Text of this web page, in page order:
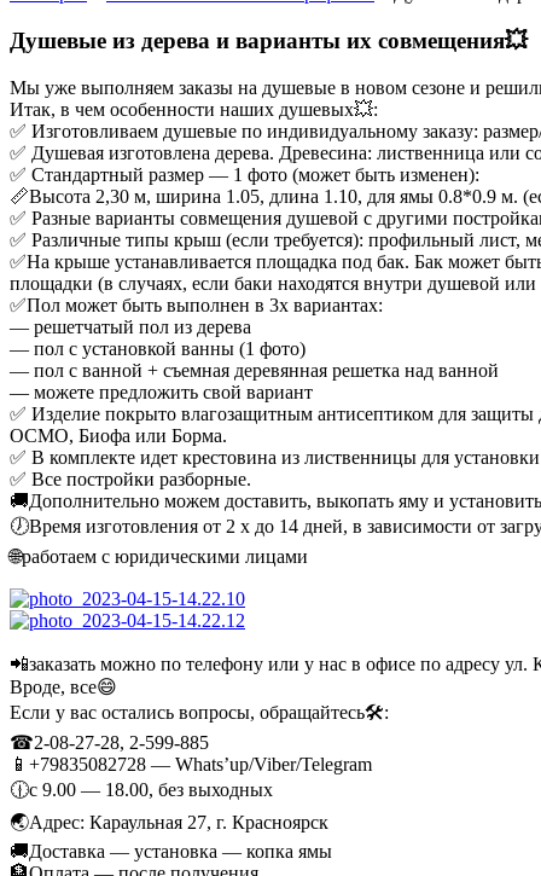
Душевые из дерева и варианты их совмещения💥
Мы уже выполняем заказы на душевые в новом сезоне и
Итак, в чем особенности наших душевых💥:
✅ Изготовливаем душевые по индивидуальному заказу:
✅ Душевая изготовлена дерева. Древесина: лиственница или
✅ Стандартный размер — 1 фото (может быть изменен):
📏Высота 2,30 м, ширина 1.05, длина 1.10, для ямы 0.8*0.9 м.
✅ Разные варианты совмещения душевой с другими
✅ Различные типы крыш (если требуется): профильный лист,
✅На крыше устанавливается площадка под бак. Бак может
площадки (в случаях, если баки находятся внутри душевой
✅Пол может быть выполнен в 3х вариантах:
— решетчатый пол из дерева
— пол с установкой ванны (1 фото)
— пол с ванной + съемная деревянная решетка над ванной
— можете предложить свой вариант
✅ Изделие покрыто влагозащитным антисептиком для
ОСМО, Биофа или Борма.
✅ В комплекте идет крестовина из лиственницы для
✅ Все постройки разборные.
🚚Дополнительно можем доставить, выкопать яму и
🕖Время изготовления от 2 х до 14 дней, в зависимости от
🌐работаем с юридическими лицами
📲заказать можно по телефону или у нас в офисе по адресу ул.
Вроде, все😄
Если у вас остались вопросы, обращайтесь🛠:
☎2-08-27-28, 2-599-885
📱+79835082728 — Whats’up/Viber/Telegram
🕧с 9.00 — 18.00, без выходных
🌏Адрес: Караульная 27, г. Красноярск
🚚Доставка — установка — копка ямы